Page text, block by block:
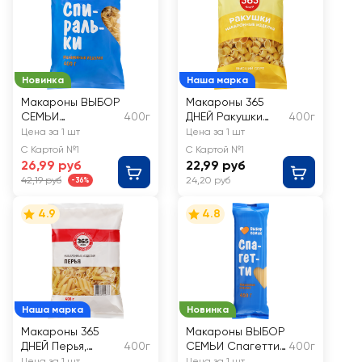
Новинка
Макароны ВЫБОР
СЕМЬИ
Спиральки
группа В
400г
Цена за 1 шт
С Картой №1
26,99 руб
42,19 руб -36%
Наша марка
Макароны 365
ДНЕЙ Ракушки
группа В, высший
сорт
400г
Цена за 1 шт
С Картой №1
22,99 руб
24,20 руб
Наша марка
4.9
Макароны 365
ДНЕЙ Перья,
400г
Новинка
4.8
Макароны ВЫБОР
СЕМЬИ Спагетти
400г